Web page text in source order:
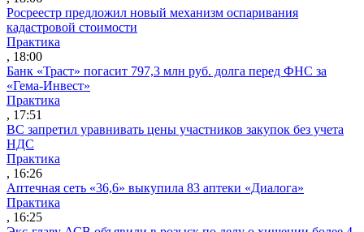
Росреестр предложил новый механизм оспаривания
кадастровой стоимости
Практика
, 18:00
Банк «Траст» погасит 797,3 млн руб. долга перед ФНС за
«Гема-Инвест»
Практика
, 17:51
ВС запретил уравнивать цены участников закупок без учета
НДС
Практика
, 16:26
Аптечная сеть «36,6» выкупила 83 аптеки «Диалога»
Практика
, 16:25